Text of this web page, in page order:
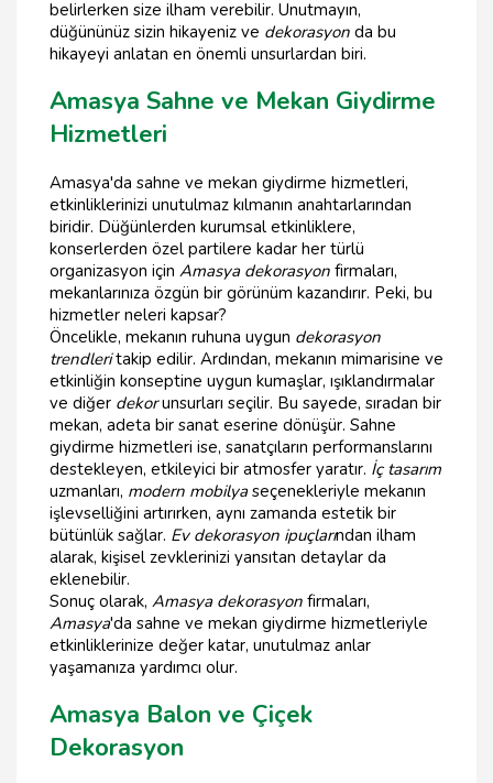
belirlerken size ilham verebilir. Unutmayın,
düğününüz sizin hikayeniz ve dekorasyon da bu
hikayeyi anlatan en önemli unsurlardan biri.
Amasya Sahne ve Mekan Giydirme
Hizmetleri
Amasya'da sahne ve mekan giydirme hizmetleri,
etkinliklerinizi unutulmaz kılmanın anahtarlarından
biridir. Düğünlerden kurumsal etkinliklere,
konserlerden özel partilere kadar her türlü
organizasyon için Amasya dekorasyon firmaları,
mekanlarınıza özgün bir görünüm kazandırır. Peki, bu
hizmetler neleri kapsar?
Öncelikle, mekanın ruhuna uygun dekorasyon
trendleritakip edilir. Ardından, mekanın mimarisine ve
etkinliğin konseptine uygun kumaşlar, ışıklandırmalar
ve diğer dekorunsurları seçilir. Bu sayede, sıradan bir
mekan, adeta bir sanat eserine dönüşür. Sahne
giydirme hizmetleri ise, sanatçıların performanslarını
destekleyen, etkileyici bir atmosfer yaratır. İç tasarım
uzmanları, modern mobilyaseçenekleriyle mekanın
işlevselliğini artırırken, aynı zamanda estetik bir
bütünlük sağlar. Ev dekorasyon ipuçlarından ilham
alarak, kişisel zevklerinizi yansıtan detaylar da
eklenebilir.
Sonuç olarak, Amasya dekorasyon firmaları,
Amasya'da sahne ve mekan giydirme hizmetleriyle
etkinliklerinize değer katar, unutulmaz anlar
yaşamanıza yardımcı olur.
Amasya Balon ve Çiçek
Dekorasyon